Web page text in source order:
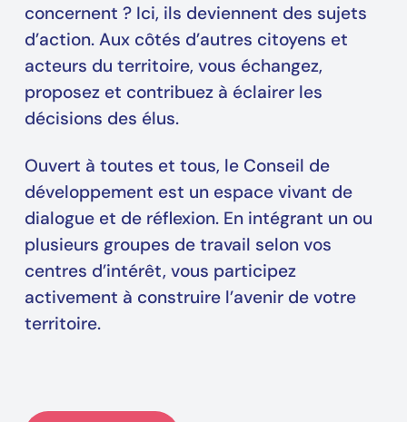
concernent ? Ici, ils deviennent des sujets
d’action. Aux côtés d’autres citoyens et
acteurs du territoire, vous échangez,
proposez et contribuez à éclairer les
décisions des élus.
Ouvert à toutes et tous, le Conseil de
développement est un espace vivant de
dialogue et de réflexion. En intégrant un ou
plusieurs groupes de travail selon vos
centres d’intérêt, vous participez
activement à construire l’avenir de votre
territoire.